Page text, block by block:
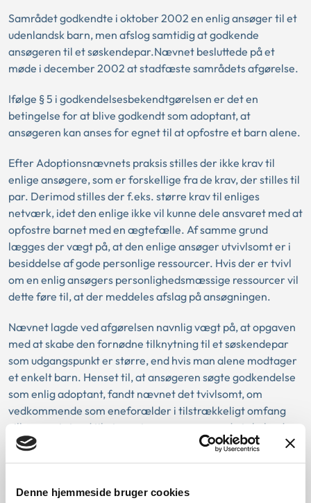
Denne hjemmeside bruger cookies
Samrådet godkendte i oktober 2002 en enlig ansøger til et
udenlandsk barn, men afslog samtidig at godkende
ansøgeren til et søskendepar.Nævnet besluttede på et
møde i december 2002 at stadfæste samrådets afgørelse.
Ifølge § 5 i godkendelsesbekendtgørelsen er det en
betingelse for at blive godkendt som adoptant, at
ansøgeren kan anses for egnet til at opfostre et barn alene.
Efter Adoptionsnævnets praksis stilles der ikke krav til
enlige ansøgere, som er forskellige fra de krav, der stilles til
par. Derimod stilles der f.eks. større krav til enliges
netværk, idet den enlige ikke vil kunne dele ansvaret med at
opfostre barnet med en ægtefælle. Af samme grund
lægges der vægt på, at den enlige ansøger utvivlsomt er i
besiddelse af gode personlige ressourcer. Hvis der er tvivl
om en enlig ansøgers personlighedsmæssige ressourcer vil
dette føre til, at der meddeles afslag på ansøgningen.
Nævnet lagde ved afgørelsen navnlig vægt på, at opgaven
med at skabe den fornødne tilknytning til et søskendepar
som udgangspunkt er større, end hvis man alene modtager
et enkelt barn. Henset til, at ansøgeren søgte godkendelse
som enlig adoptant, fandt nævnet det tvivlsomt, om
vedkommende som eneforælder i tilstrækkeligt omfang
ville være i stand til at varetage opgaven med at skabe den
nødvendige tilknytning til to børn, som navnlig er vigtig i
den første tid efter modtagelsen af et adoptivbarn.
ansøgeren kort tid forinden var flyttet til et andet land og